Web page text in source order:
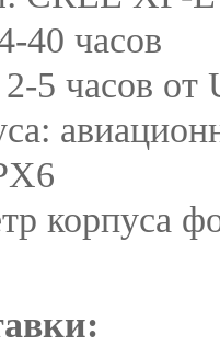
40 часов
5 часов от
корпуса